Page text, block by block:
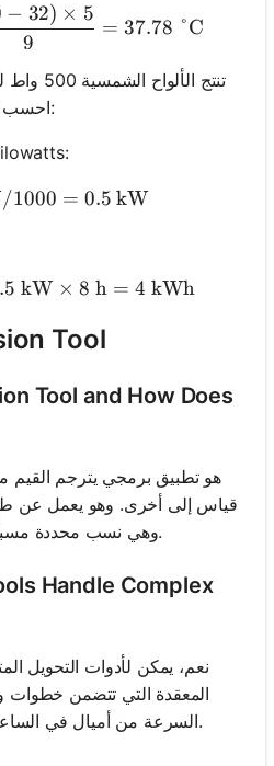
\text{Celsius} =
9
− 32) × 5
= 37.78 °C
احسب الطاقة بالكيلووات ساعة:
500 \text{ W} / 1000 =
/1000 = 0.5 kW
\text{Energy} = 0.5
kW × 8 h = 4 kWh
Tool
Tool and How Does
قياس إلى أخرى. وهو يعمل عن
وهي نسب محددة مسبقًا تربط بين وحدات مختلفة.
Handle Complex
نعم، يمكن لأدوات التحويل
المعقدة التي تتضمن خطوات
السرعة من أميال في الساعة إلى كيلومترات في الثانية.